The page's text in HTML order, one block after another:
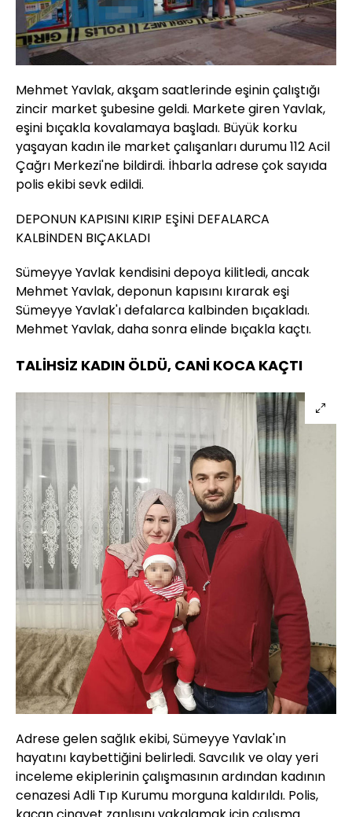
Mehmet Yavlak, akşam saatlerinde eşinin çalıştığı
zincir market şubesine geldi. Markete giren Yavlak,
eşini bıçakla kovalamaya başladı. Büyük korku
yaşayan kadın ile market çalışanları durumu 112 Acil
Çağrı Merkezi'ne bildirdi. İhbarla adrese çok sayıda
polis ekibi sevk edildi.
DEPONUN KAPISINI KIRIP EŞİNİ DEFALARCA
KALBİNDEN BIÇAKLADI
Sümeyye Yavlak kendisini depoya kilitledi, ancak
Mehmet Yavlak, deponun kapısını kırarak eşi
Sümeyye Yavlak'ı defalarca kalbinden bıçakladı.
Mehmet Yavlak, daha sonra elinde bıçakla kaçtı.
TALİHSİZ KADIN ÖLDÜ, CANİ KOCA KAÇTI
Adrese gelen sağlık ekibi, Sümeyye Yavlak'ın
hayatını kaybettiğini belirledi. Savcılık ve olay yeri
inceleme ekiplerinin çalışmasının ardından kadının
cenazesi Adli Tıp Kurumu morguna kaldırıldı. Polis,